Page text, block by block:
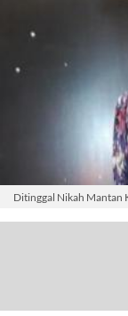
Ditinggal Nikah Mantan